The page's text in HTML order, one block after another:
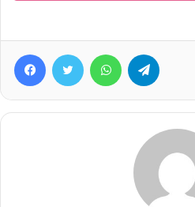
FacebookTwitter WhatsApp